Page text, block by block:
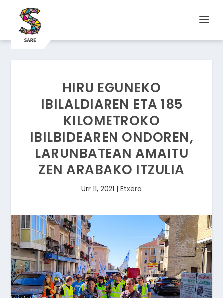
HIRU EGUNEKO
IBILALDIAREN ETA 185
KILOMETROKO
IBILBIDEAREN ONDOREN,
LARUNBATEAN AMAITU
ZEN ARABAKO ITZULIA
Urr 11, 2021 | Etxera